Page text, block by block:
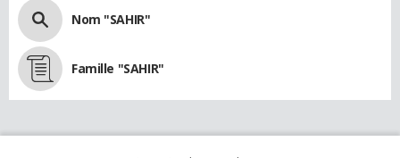
Nom "SAHIR"
Famille "SAHIR"